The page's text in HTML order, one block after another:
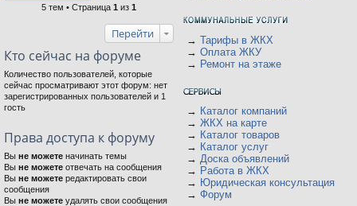
5 тем • Страница 1 из 1
Перейти
Кто сейчас на форуме
Количество пользователей, которые
сейчас просматривают этот форум: нет
зарегистрированных пользователей и 1
гость
Права доступа к форуму
Вы не можете начинать темы
Вы не можете отвечать на сообщения
Вы не можете редактировать свои
сообщения
Вы не можете удалять свои сообщения
→ Тарифы в ЖКХ
→ Оплата ЖКУ
→ Ремонт на этаже
→ Каталог компаний
→ ЖКХ на карте
→ Каталог товаров
→ Каталог услуг
→ Доска объявлений
→ Работа в ЖКХ
→ Юридическая консультация
→ Форум